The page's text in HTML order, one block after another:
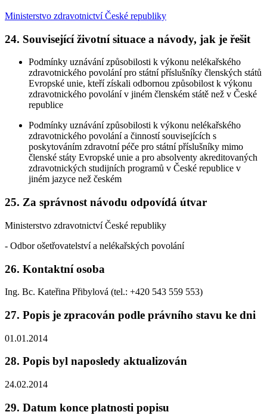
Ministerstvo zdravotnictví České republiky
24. Související životní situace a návody, jak je řešit
Podmínky uznávání způsobilosti k výkonu nelékařského
zdravotnického povolání pro státní příslušníky členských států
Evropské unie, kteří získali odbornou způsobilost k výkonu
zdravotnického povolání v jiném členském státě než v České
republice
Podmínky uznávání způsobilosti k výkonu nelékařského
zdravotnického povolání a činností souvisejících s
poskytováním zdravotní péče pro státní příslušníky mimo
členské státy Evropské unie a pro absolventy akreditovaných
zdravotnických studijních programů v České republice v
jiném jazyce než českém
25. Za správnost návodu odpovídá útvar
Ministerstvo zdravotnictví České republiky
- Odbor ošetřovatelství a nelékařských povolání
26. Kontaktní osoba
Ing. Bc. Kateřina Přibylová (tel.: +420 543 559 553)
27. Popis je zpracován podle právního stavu ke dni
01.01.2014
28. Popis byl naposledy aktualizován
24.02.2014
29. Datum konce platnosti popisu